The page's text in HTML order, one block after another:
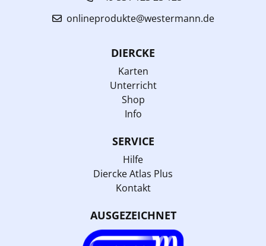
onlineprodukte@westermann.de
DIERCKE
Karten
Unterricht
Shop
Info
SERVICE
Hilfe
Diercke Atlas Plus
Kontakt
AUSGEZEICHNET